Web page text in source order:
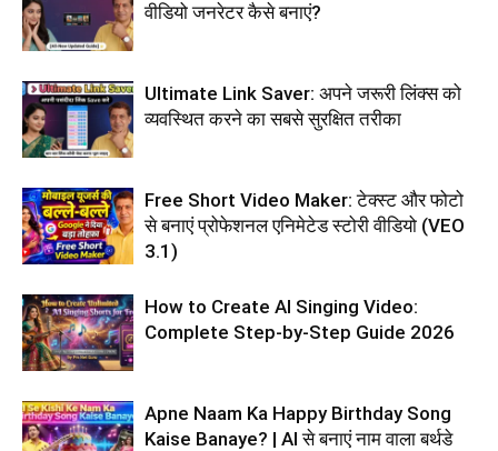
वीडियो जनरेटर कैसे बनाएं?
Ultimate Link Saver: अपने जरूरी लिंक्स को
व्यवस्थित करने का सबसे सुरक्षित तरीका
Free Short Video Maker: टेक्स्ट और फोटो
से बनाएं प्रोफेशनल एनिमेटेड स्टोरी वीडियो (VEO
3.1)
How to Create AI Singing Video:
Complete Step-by-Step Guide 2026
Apne Naam Ka Happy Birthday Song
Kaise Banaye? | AI से बनाएं नाम वाला बर्थडे